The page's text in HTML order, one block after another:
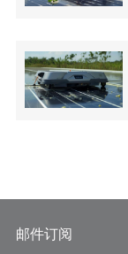
邮件订阅